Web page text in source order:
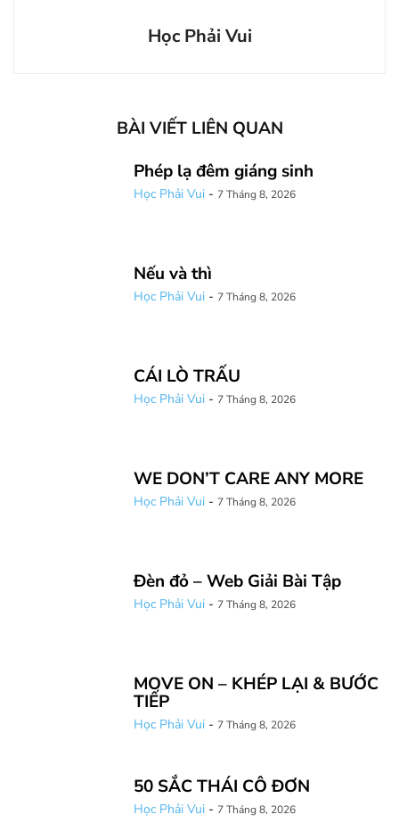
Học Phải Vui
BÀI VIẾT LIÊN QUAN
Phép lạ đêm giáng sinh
Học Phải Vui - 7 Tháng 8, 2026
Nếu và thì
Học Phải Vui - 7 Tháng 8, 2026
CÁI LÒ TRẤU
Học Phải Vui - 7 Tháng 8, 2026
WE DON’T CARE ANY MORE
Học Phải Vui - 7 Tháng 8, 2026
Đèn đỏ – Web Giải Bài Tập
Học Phải Vui - 7 Tháng 8, 2026
MOVE ON – KHÉP LẠI & BƯỚC
TIẾP
Học Phải Vui - 7 Tháng 8, 2026
50 SẮC THÁI CÔ ĐƠN
Học Phải Vui - 7 Tháng 8, 2026